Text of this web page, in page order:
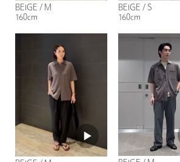
BEIGE / M
160cm
BEIGE / S
160cm